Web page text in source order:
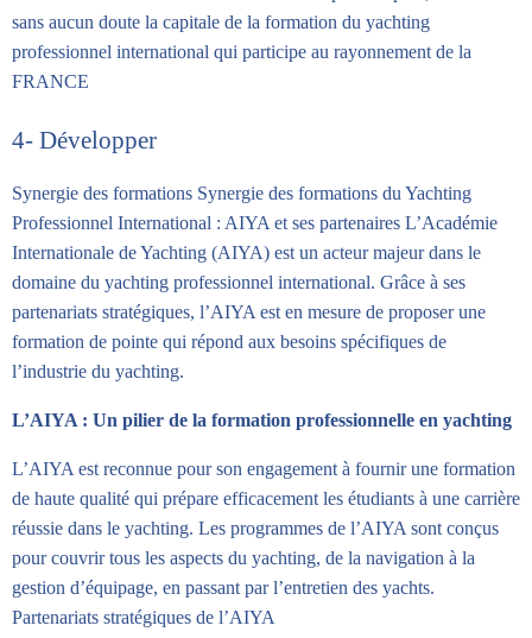
sans aucun doute la capitale de la formation du yachting
professionnel international qui participe au rayonnement de la
FRANCE
4- Développer
Synergie des formations Synergie des formations du Yachting
Professionnel International : AIYA et ses partenaires L’Académie
Internationale de Yachting (AIYA) est un acteur majeur dans le
domaine du yachting professionnel international. Grâce à ses
partenariats stratégiques, l’AIYA est en mesure de proposer une
formation de pointe qui répond aux besoins spécifiques de
l’industrie du yachting.
L’AIYA : Un pilier de la formation professionnelle en yachting
L’AIYA est reconnue pour son engagement à fournir une formation
de haute qualité qui prépare efficacement les étudiants à une carrière
réussie dans le yachting. Les programmes de l’AIYA sont conçus
pour couvrir tous les aspects du yachting, de la navigation à la
gestion d’équipage, en passant par l’entretien des yachts.
Partenariats stratégiques de l’AIYA